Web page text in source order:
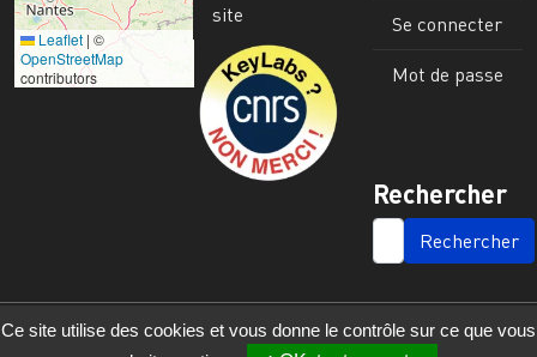
Leaflet | ©
OpenStreetMap
contributors
site
Image
Se connecter
Mot de passe
Rechercher
SEARCH
Ce site utilise des cookies et vous donne le contrôle sur ce que vous